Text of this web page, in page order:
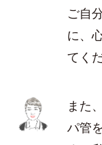
ご自
に、
てく
また
パ管